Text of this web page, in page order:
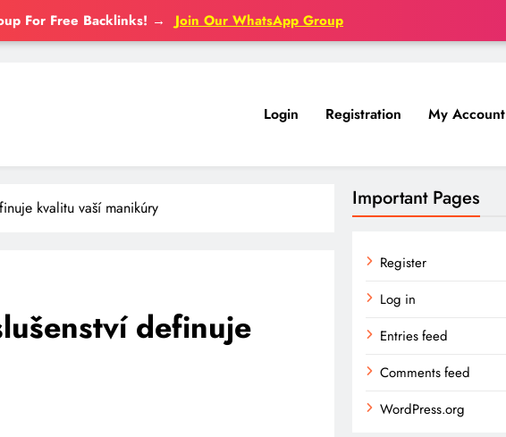
For Free Backlinks! → Join Our WhatsApp Group
Login Registration My Account
kvalitu vaší manikúry
definuje
Important Pages
Register
Log in
Entries feed
Comments feed
WordPress.org